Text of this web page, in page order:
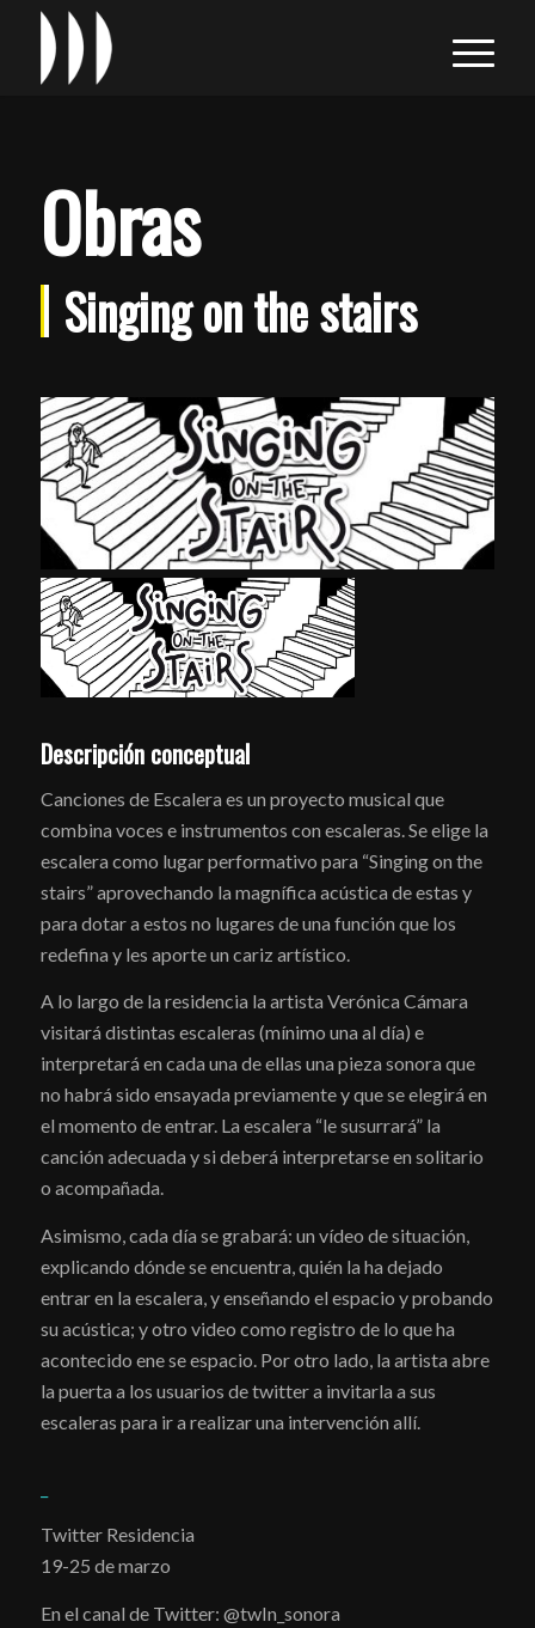
Obras
Singing on the stairs
Descripción conceptual
Canciones de Escalera es un proyecto musical que
combina voces e instrumentos con escaleras. Se elige la
escalera como lugar performativo para “Singing on the
stairs” aprovechando la magnífica acústica de estas y
para dotar a estos no lugares de una función que los
redefina y les aporte un cariz artístico.
A lo largo de la residencia la artista Verónica Cámara
visitará distintas escaleras (mínimo una al día) e
interpretará en cada una de ellas una pieza sonora que
no habrá sido ensayada previamente y que se elegirá en
el momento de entrar. La escalera “le susurrará” la
canción adecuada y si deberá interpretarse en solitario
o acompañada.
Asimismo, cada día se grabará: un vídeo de situación,
explicando dónde se encuentra, quién la ha dejado
entrar en la escalera, y enseñando el espacio y probando
su acústica; y otro video como registro de lo que ha
acontecido ene se espacio. Por otro lado, la artista abre
la puerta a los usuarios de twitter a invitarla a sus
escaleras para ir a realizar una intervención allí.
Twitter Residencia
19-25 de marzo
En el canal de Twitter: @twIn_sonora